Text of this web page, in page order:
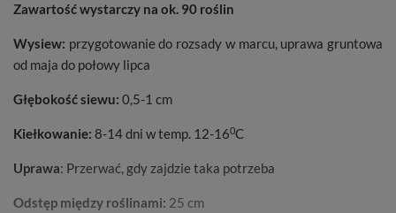
Zawartość wystarczy na ok. 90 roślin
Wysiew: przygotowanie do rozsady w marcu, uprawa gruntowa
od maja do połowy lipca
Głębokość siewu: 0,5-1 cm
Kiełkowanie: 8-14 dni w temp. 12-160C
Uprawa: Przerwać, gdy zajdzie taka potrzeba
Odstęp między roślinami: 25 cm